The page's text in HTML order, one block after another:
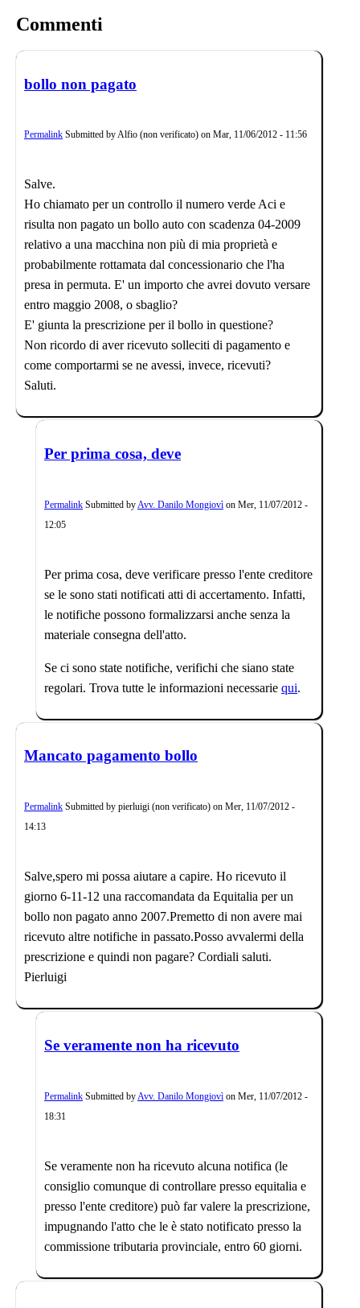
Commenti
bollo non pagato
Permalink Submitted byAlfio (non verificato) on Mar, 11/06/2012 - 11:56
Salve.
Ho chiamato per un controllo il numero verde Aci e
risulta non pagato un bollo auto con scadenza 04-2009
relativo a una macchina non più di mia proprietà e
probabilmente rottamata dal concessionario che l'ha
presa in permuta. E' un importo che avrei dovuto versare
entro maggio 2008, o sbaglio?
E' giunta la prescrizione per il bollo in questione?
Non ricordo di aver ricevuto solleciti di pagamento e
come comportarmi se ne avessi, invece, ricevuti?
Saluti.
Per prima cosa, deve
Permalink Submitted by Avv. Danilo Mongiovì on Mer, 11/07/2012 -
12:05
Per prima cosa, deve verificare presso l'ente creditore
se le sono stati notificati atti di accertamento. Infatti,
le notifiche possono formalizzarsi anche senza la
materiale consegna dell'atto.
Se ci sono state notifiche, verifichi che siano state
regolari. Trova tutte le informazioni necessarie qui.
Mancato pagamento bollo
Permalink Submitted by pierluigi (non verificato) on Mer, 11/07/2012 -
14:13
Salve,spero mi possa aiutare a capire. Ho ricevuto il
giorno 6-11-12 una raccomandata da Equitalia per un
bollo non pagato anno 2007.Premetto di non avere mai
ricevuto altre notifiche in passato.Posso avvalermi della
prescrizione e quindi non pagare? Cordiali saluti.
Pierluigi
Se veramente non ha ricevuto
Permalink Submitted by Avv. Danilo Mongiovì on Mer, 11/07/2012 -
18:31
Se veramente non ha ricevuto alcuna notifica (le
consiglio comunque di controllare presso equitalia e
presso l'ente creditore) può far valere la prescrizione,
impugnando l'atto che le è stato notificato presso la
commissione tributaria provinciale, entro 60 giorni.